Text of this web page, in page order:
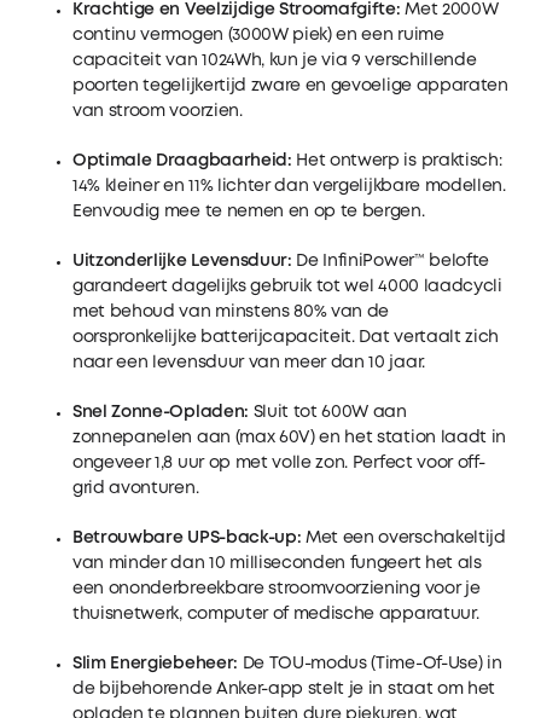
Krachtige en Veelzijdige Stroomafgifte: Met 2000W
continu vermogen (3000W piek) en een ruime
capaciteit van 1024Wh, kun je via 9 verschillende
poorten tegelijkertijd zware en gevoelige apparaten
van stroom voorzien.
Optimale Draagbaarheid: Het ontwerp is praktisch:
14% kleiner en 11% lichter dan vergelijkbare modellen.
Eenvoudig mee te nemen en op te bergen.
Uitzonderlijke Levensduur: De InfiniPower™ belofte
garandeert dagelijks gebruik tot wel 4000 laadcycli
met behoud van minstens 80% van de
oorspronkelijke batterijcapaciteit. Dat vertaalt zich
naar een levensduur van meer dan 10 jaar.
Snel Zonne-Opladen: Sluit tot 600W aan
zonnepanelen aan (max 60V) en het station laadt in
ongeveer 1,8 uur op met volle zon. Perfect voor off-
grid avonturen.
Betrouwbare UPS-back-up: Met een overschakeltijd
van minder dan 10 milliseconden fungeert het als
een ononderbreekbare stroomvoorziening voor je
thuisnetwerk, computer of medische apparatuur.
Slim Energiebeheer: De TOU-modus (Time-Of-Use) in
de bijbehorende Anker-app stelt je in staat om het
opladen te plannen buiten dure piekuren, wat